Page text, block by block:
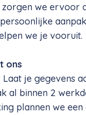
zorgen we ervoor
we je vooruit.
ons
je gegevens
al binnen 2
plannen we